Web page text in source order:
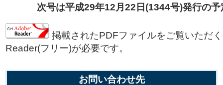
次号は平成29年12月22日(1344号)発行の予
掲載されたPDFファイルをご覧いただ
Reader(フリー)が必要です。
お問い合わせ先